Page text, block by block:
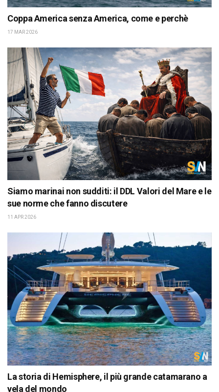
Coppa America senza America, come e perchè
17 MAR 2026
Siamo marinai non sudditi: il DDL Valori del Mare e le
sue norme che fanno discutere
11 APR 2026
La storia di Hemisphere, il più grande catamarano a
vela del mondo